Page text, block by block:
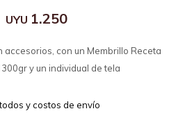
UYU 1.250
accesorios, con un Membrillo Receta
y un individual de tela
y costos de envío